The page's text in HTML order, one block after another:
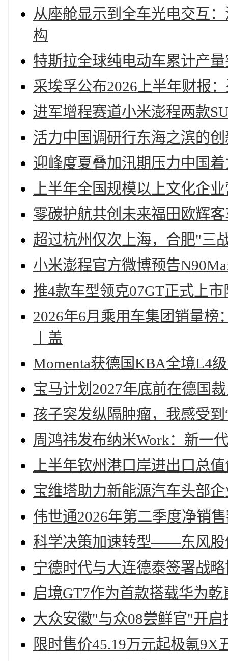
从座舱显示到全车光电交互
构
特斯拉全球纯电动车累计产
采埃孚公布2026上半年财报
进军增程赛道小米澎程两款
活力中国调研行东海之滨的
迎峰度夏叠加汛期压力中国
上半年全国规模以上文化企
零碳护航共创未来福田欧辉
超过杭州仅次上海，合肥"三
小米澎程官方微博预告
推4款车型领克07GT正式上
2026年6月乘用车集团销量榜
丨盖
Momenta获德国KBA全境L4
宝马计划2027年底前在德国
孩子突发纵隔肿瘤，我感受
周鸿祎发布纳米Work：新一
上半年钦州港口岸进出口总
宝维塔助力新能源汽车头部
伟世通2026年第二季度净销
科学决策加速转型——东风股
宁德时代与大连德泰签署战
启境GT7作为首款搭载华为
大众安徽"与众08尝鲜官"开
限时售价45.19万元起极氪9X